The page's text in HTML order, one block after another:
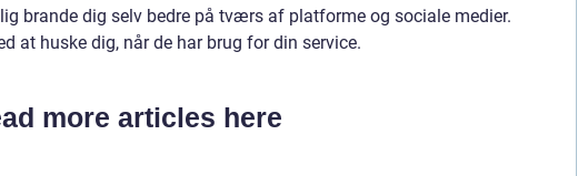
brande dig selv bedre på tværs af platforme og sociale medier.
at huske dig, når de har brug for din service.
more articles here